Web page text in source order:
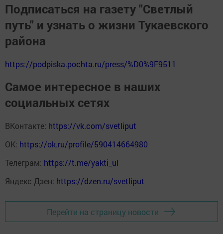
Подписаться на газету "Светлый
путь" и узнать о жизни Тукаевского
района
https://podpiska.pochta.ru/press/%D0%9F9511
Самое интересное в наших
социальных сетях
ВКонтакте: https://vk.com/svetliput
ОК: https://ok.ru/profile/590414664980
Телеграм: https://t.me/yakti_ul
Яндекс Дзен: https://dzen.ru/svetliput
Перейти на страницу новости